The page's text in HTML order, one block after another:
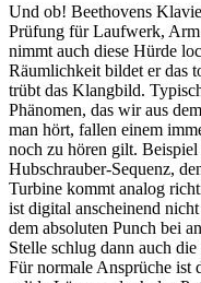
Und ob! Beethovens
Prüfung für Laufwerk, Arm
nimmt auch diese Hürde
Räumlichkeit bildet er das
trübt das Klangbild.
Phänomen, das wir aus
man hört, fallen einem
noch zu hören gilt.
Hubschrauber-Sequenz,
Turbine kommt analog
ist digital anscheinend
dem absoluten Punch bei
Stelle schlug dann auch
Für normale Ansprüche ist